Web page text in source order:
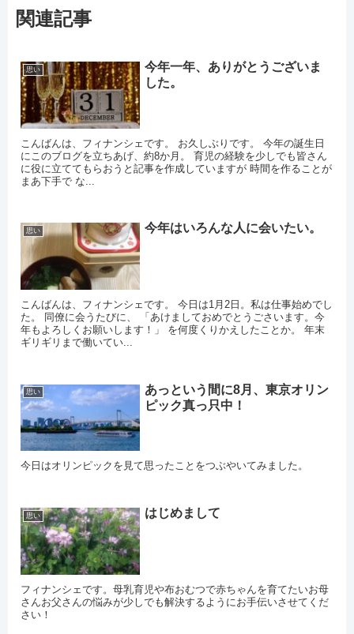
関連記事
思い
今年一年、ありがとうございま
した。
こんばんは、フィナンシェです。 お久しぶりです。 今年の誕生日
にこのブログを立ちあげ、約8か月。 育児の経験を少しでも皆さん
に役に立ててもらおうと記事を作成していますが 時間を作ることが
まあ下手で な...
思い 今年はいろんな人に会いたい。
こんばんは、フィナンシェです。 今日は1月2日。私は仕事始めでし
た。 同僚に会うたびに、 「あけましておめでとうごさいます。今
年もよろしくお願いします！」 を何度くりかえしたことか。 年末
ギリギリまで働いてい...
思い
あっという間に8月、東京オリン
ピック真っ只中！
今日はオリンピックを見て思ったことをつぶやいてみました。
思い はじめまして
フィナンシェです。母乳育児や布おむつで赤ちゃんを育てたいお母
さんお父さんの悩みが少しでも解決するようにお手伝いさせてくだ
さい！